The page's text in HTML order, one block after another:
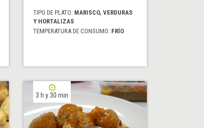
TIPO DE PLATO: MARISCO, VERDURAS
Y HORTALIZAS
TEMPERATURA DE CONSUMO: FRÍO
3 h y 30 min